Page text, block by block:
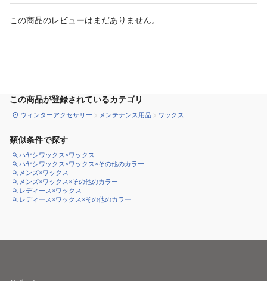
この商品のレビューはまだありません。
この商品が登録されているカテゴリ
ウィンターアクセサリー メンテナンス用品 ワックス
類似条件で探す
ハヤシワックス×ワックス
ハヤシワックス×ワックス×その他のカラー
メンズ×ワックス
メンズ×ワックス×その他のカラー
レディース×ワックス
レディース×ワックス×その他のカラー